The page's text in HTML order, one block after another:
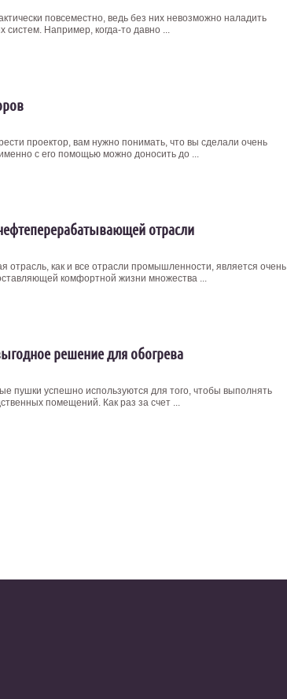
повсеместно, ведь без них невозможно наладить
систем. Например, когда-то давно ...
проектор, вам нужно понимать, что вы сделали очень
с его помощью можно доносить до ...
отрасли
как и все отрасли промышленности, является очень
комфортной жизни множества ...
решение для обогрева
пушки успешно используются для того, чтобы выполнять
помещений. Как раз за счет ...